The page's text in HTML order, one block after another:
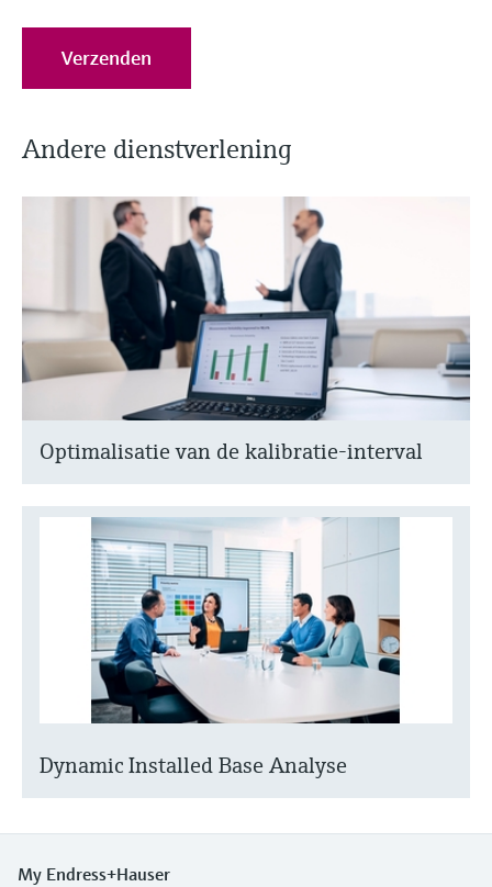
Verzenden
Andere dienstverlening
Optimalisatie van de kalibratie-interval
Dynamic Installed Base Analyse
My Endress+Hauser